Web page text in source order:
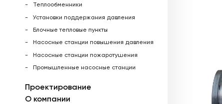
Теплообменники
Установки поддержания давления
Блочные тепловые пункты
Насосные станции повышения давления
Насосные станции пожаротушения
Промышленные насосные станции
Проектирование
О компании